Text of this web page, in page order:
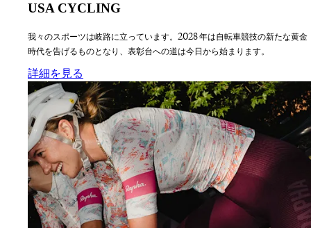
USA CYCLING
我々のスポーツは岐路に立っています。2028 年は自転車競技の新たな黄金
時代を告げるものとなり、表彰台への道は今日から始まります。
詳細を見る